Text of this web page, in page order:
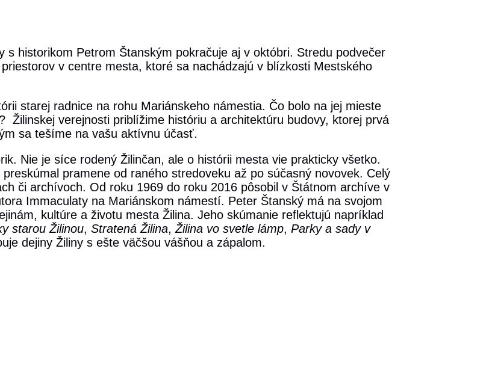
historikom Petrom Štanským pokračuje aj v októbri. Stredu podvečer
v centre mesta, ktoré sa nachádzajú v blízkosti Mestského
starej radnice na rohu Mariánskeho námestia. Čo bolo na jej mieste
verejnosti priblížime históriu a architektúru budovy, ktorej prvá
sa tešíme na vašu aktívnu účasť.
Nie je síce rodený Žilinčan, ale o histórii mesta vie prakticky všetko.
pramene od raného stredoveku až po súčasný novovek. Celý
či archívoch. Od roku 1969 do roku 2016 pôsobil v Štátnom archíve v
Immaculaty na Mariánskom námestí. Peter Štanský má na svojom
kultúre a životu mesta Žilina. Jeho skúmanie reflektujú napríklad
starou Žilinou, Stratená Žilina, Žilina vo svetle lámp, Parky a sady v
dejiny Žiliny s ešte väčšou vášňou a zápalom.